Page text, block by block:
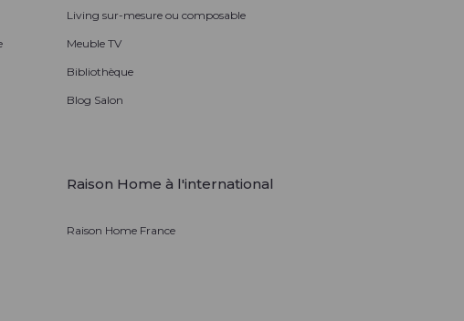
Living sur-mesure ou composable
Meuble TV
Bibliothèque
Blog Salon
Raison Home à l'international
Raison Home France